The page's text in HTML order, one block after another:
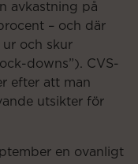
avkastning på
– och där
och skur
downs”). CVS-
efter att man
utsikter för
en ovanligt